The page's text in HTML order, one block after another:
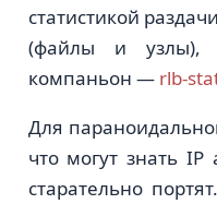
статистикой
(файлы и узлы),
компаньон — rlb-
Для
что могут знать IP
старательно